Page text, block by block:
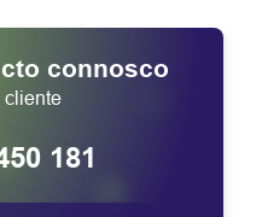
connosco
cliente
181